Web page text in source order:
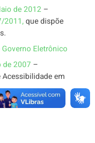
de 2012 –
2011,que dispõe
Eletrônico
de 2007 –
em